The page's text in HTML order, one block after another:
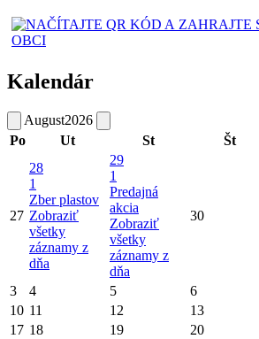
Kalendár
August2026
Po
Ut St Št
27
28
1
Zber plastov
Zobraziť
všetky
záznamy z
dňa
29
1
Predajná
akcia
Zobraziť
všetky
záznamy z
dňa
30
3 4 5 6
10 11 12 13
17 18 19 20